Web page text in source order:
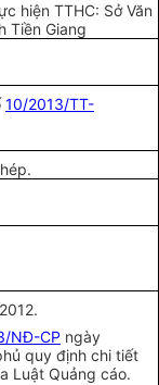
hiện TTHC: Sở Văn
Tiền Giang
10/2013/TT-
NĐ-CP ngày
quy định chi tiết
Luật Quảng cáo.